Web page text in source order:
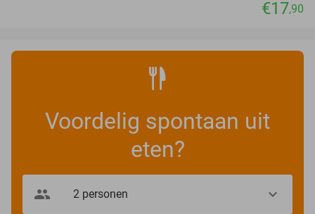
€17,90
Voordelig spontaan uit
eten?